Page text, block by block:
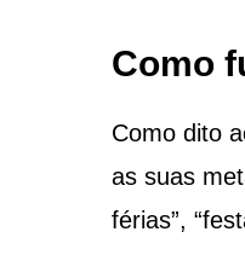
Como
Como dito
as suas
férias”,